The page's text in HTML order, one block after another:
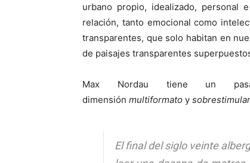
urbano propio, idealizado, personal
relación, tanto emocional como
transparentes, que solo habitan en
de paisajes transparentes
Max Nordau tiene un
dimensión multiformato y
El final del siglo veinte